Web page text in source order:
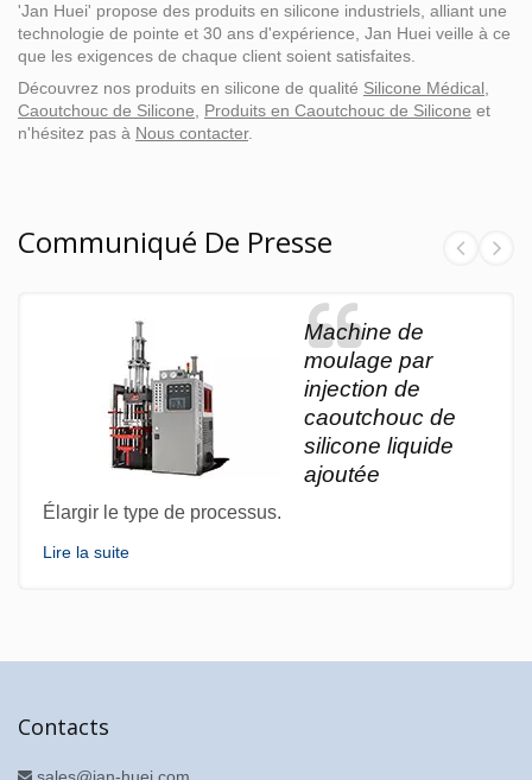
'Jan Huei' propose des produits en silicone industriels, alliant une
technologie de pointe et 30 ans d'expérience, Jan Huei veille à ce
que les exigences de chaque client soient satisfaites.
Découvrez nos produits en silicone de qualité Silicone Médical
Caoutchouc de Silicone
Produits en Caoutchouc de Silicone et
n'hésitez pas à Nous contacter.
Communiqué De Presse
Machine de
moulage par
injection de
caoutchouc de
silicone liquide
ajoutée
Élargir le type de processus.
Lire la suite
Contacts